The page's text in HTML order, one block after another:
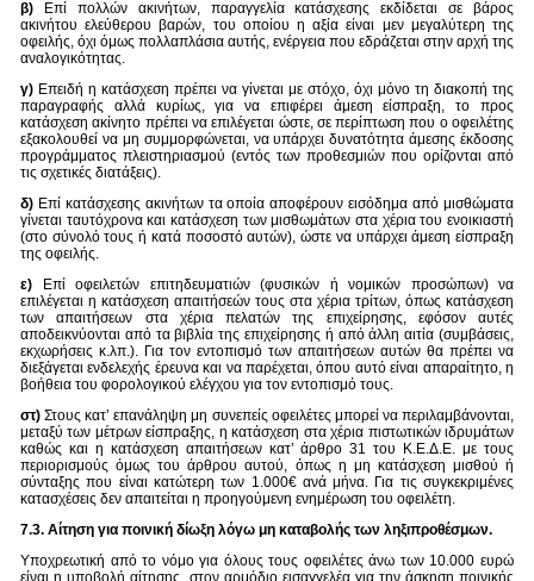
β)
Επί πολλών ακινήτων, παραγγελία κατάσχεσης εκδίδεται σε βάρος
ακινήτου ελεύθερου βαρών, του οποίου η αξία είναι μεν μεγαλύτερη της
οφειλής, όχι όμως πολλαπλάσια αυτής, ενέργεια που εδράζεται στην αρχή της
αναλογικότητας.
γ) Επειδή η κατάσχεση πρέπει να γίνεται με στόχο, όχι μόνο τη διακοπή της
παραγραφής αλλά κυρίως, για να επιφέρει άμεση είσπραξη, το προς
κατάσχεση ακίνητο πρέπει να επιλέγεται ώστε, σε περίπτωση που ο οφειλέτης
εξακολουθεί να μη συμμορφώνεται, να υπάρχει δυνατότητα άμεσης έκδοσης
προγράμματος πλειστηριασμού (εντός των προθεσμιών που ορίζονται από
τις σχετικές διατάξεις).
δ) Επί κατάσχεσης ακινήτων τα οποία αποφέρουν εισόδημα από μισθώματα
γίνεται ταυτόχρονα και κατάσχεση των μισθωμάτων στα χέρια του ενοικιαστή
(στο σύνολό τους ή κατά ποσοστό αυτών), ώστε να υπάρχει άμεση είσπραξη
της οφειλής.
ε)
Επί οφειλετών επιτηδευματιών (φυσικών ή νομικών προσώπων) να
επιλέγεται η κατάσχεση απαιτήσεών τους στα χέρια τρίτων, όπως κατάσχεση
των απαιτήσεων στα χέρια πελατών της επιχείρησης, εφόσον αυτές
αποδεικνύονται από τα βιβλία της επιχείρησης ή από άλλη αιτία (συμβάσεις,
εκχωρήσεις κ.λπ.). Για τον εντοπισμό των απαιτήσεων αυτών θα πρέπει να
διεξάγεται ενδελεχής έρευνα και να παρέχεται, όπου αυτό είναι απαραίτητο, η
βοήθεια του φορολογικού ελέγχου για τον εντοπισμό τους.
στ)Στους κατ’ επανάληψη μη συνεπείς οφειλέτες μπορεί να περιλαμβάνονται,
μεταξύ των μέτρων είσπραξης, η κατάσχεση στα χέρια πιστωτικών ιδρυμάτων
καθώς και η κατάσχεση απαιτήσεων κατ’ άρθρο 31 του Κ.Ε.Δ.Ε. με τους
περιορισμούς όμως του άρθρου αυτού, όπως η μη κατάσχεση μισθού ή
σύνταξης που είναι κατώτερη των 1.000€ ανά μήνα. Για τις συγκεκριμένες
κατασχέσεις δεν απαιτείται η προηγούμενη ενημέρωση του οφειλέτη.
7.3. Αίτηση για ποινική δίωξη λόγω μη καταβολής των ληξιπροθέσμων.
Υποχρεωτική από το νόμο για όλους τους οφειλέτες άνω των 10.000 ευρώ
είναι η υποβολή αίτησης στον αρμόδιο εισαγγελέα για την άσκηση ποινικής